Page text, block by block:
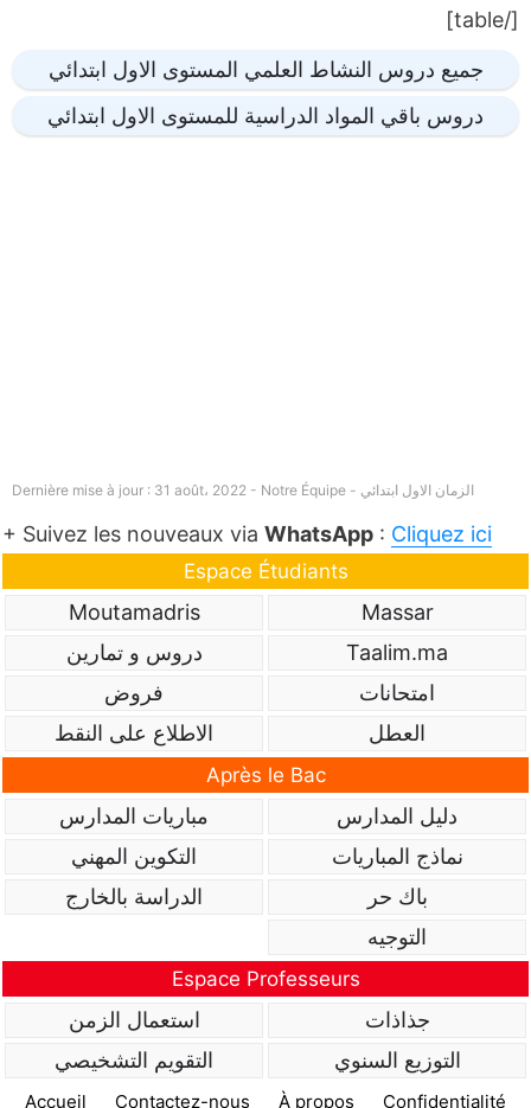
[/table]
جميع دروس النشاط العلمي المستوى الاول ابتدائي
دروس باقي المواد الدراسية للمستوى الاول ابتدائي
Dernière mise à jour : 31 août، 2022 - Notre Équipe - الزمان الاول ابتدائي
+ Suivez les nouveaux via WhatsApp : Cliquez ici
Espace Étudiants
Massar
Moutamadris
Taalim.ma
دروس و تمارين
امتحانات
فروض
العطل
الاطلاع على النقط
Après le Bac
دليل المدارس
مباريات المدارس
نماذج المباريات
التكوين المهني
باك حر
الدراسة بالخارج
التوجيه
Espace Professeurs
جذاذات
استعمال الزمن
التوزيع السنوي
التقويم التشخيصي
Accueil Contactez-nous À propos Confidentialité